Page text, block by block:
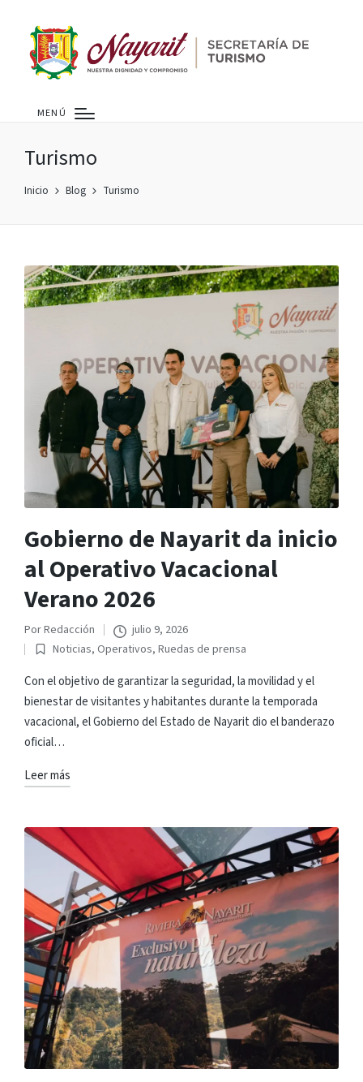
MENÚ
Turismo
Inicio Blog Turismo
Gobierno de Nayarit da inicio
al Operativo Vacacional
Verano 2026
Publicado
por
PorRedacción
julio 9, 2026
Publicado
en
Noticias, Operativos, Ruedas de prensa
Con el objetivo de garantizar la seguridad, la movilidad y el
bienestar de visitantes y habitantes durante la temporada
vacacional, el Gobierno del Estado de Nayarit dio el banderazo
oficial…
Leer más